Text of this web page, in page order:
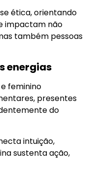
ética, orientando
impactam não
também pessoas
energias
feminino
presentes
do
intuição,
sustenta ação,